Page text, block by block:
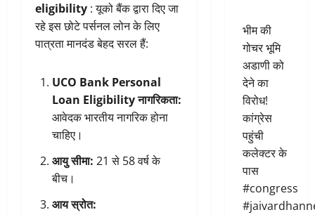
eligibility : यूको बैंक द्वारा दिए जा
रहे इस छोटे पर्सनल लोन के लिए
पात्रता मानदंड बेहद सरल हैं:
UCO Bank Personal
Loan Eligibilityनागरिकता:
आवेदक भारतीय नागरिक होना
चाहिए।
आयु सीमा: 21 से 58 वर्ष के
बीच।
आय स्रोत:
भीम की
गोचर भूमि
अडाणी को
देने का
विरोध!
कांग्रेस
पहुंची
कलेक्टर के
पास
#congress